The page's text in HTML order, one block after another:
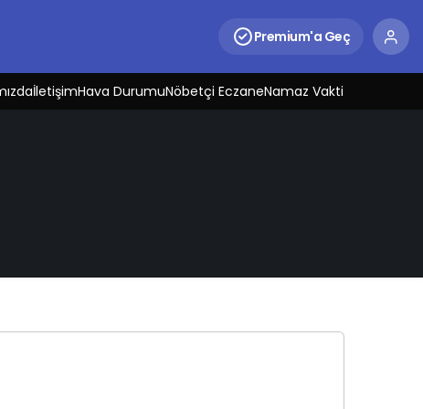
Premium'a Geç
İletişimHava DurumuNöbetçi EczaneNamaz Vakti